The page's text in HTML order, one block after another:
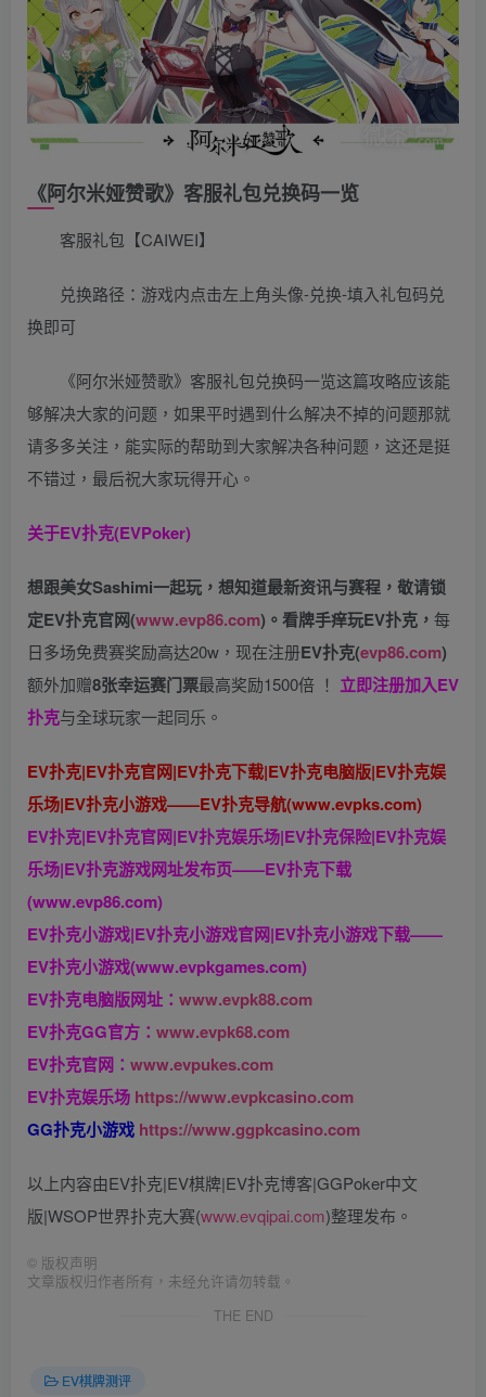
《阿尔米娅赞歌》客服礼包兑换码一览
客服礼包【CAIWEI】
兑换路径：游戏内点击左上角头像-兑换-填入礼包码兑
换即可
《阿尔米娅赞歌》客服礼包兑换码一览这篇攻略应该能
够解决大家的问题，如果平时遇到什么解决不掉的问题那就
请多多关注，能实际的帮助到大家解决各种问题，这还是挺
不错过，最后祝大家玩得开心。
关于EV扑克(EVPoker)
想跟美女Sashimi一起玩， 想知道最新资讯与赛程， 敬请锁
定EV扑克官网(www.evp86.com)。看牌手痒玩EV扑克， 每
日多场免费赛奖励高达20w，现在注册EV扑克(evp86.com)
额外加赠8张幸运赛门票最高奖励1500倍 ！ 立即注册加入EV
扑克与全球玩家一起同乐。
EV扑克|EV扑克官网|EV扑克下载|EV扑克电脑版|EV扑克娱
乐场|EV扑克小游戏——EV扑克导航(www.evpks.com)
EV扑克|EV扑克官网|EV扑克娱乐场|EV扑克保险|EV扑克娱
乐场|EV扑克游戏网址发布页——EV扑克下载
(www.evp86.com)
EV扑克小游戏|EV扑克小游戏官网|EV扑克小游戏下载——
EV扑克小游戏(www.evpkgames.com)
EV扑克电脑版网址： www.evpk88.com
EV扑克GG官方： www.evpk68.com
EV扑克官网： www.evpukes.com
EV扑克娱乐场 https://www.evpkcasino.com
GG扑克小游戏 https://www.ggpkcasino.com
以上内容由EV扑克|EV棋牌|EV扑克博客|GGPoker中文
版|WSOP世界扑克大赛(www.evqipai.com)整理发布。
© 版权声明
文章版权归作者所有，未经允许请勿转载。
THE END
EV棋牌测评